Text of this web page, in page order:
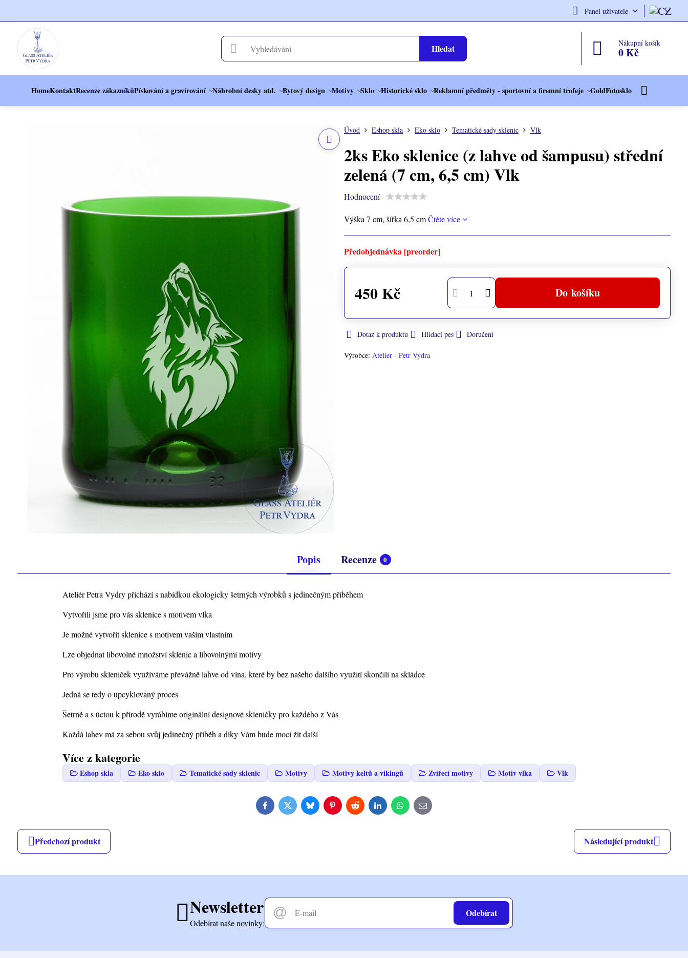
Panel uživatele
Hledat Nákupní košík
0 Kč
HomeKontaktRecenze zákazníkůPískování a gravírování Náhrobní desky atd. Bytový design Motivy Sklo Historické sklo Reklamní předměty - sportovní a firemní trofeje GoldFotosklo
Úvod Eshop skla Eko sklo Tematické sady sklenic Vlk
2ks Eko sklenice (z lahve od šampusu) střední
zelená (7 cm, 6,5 cm) Vlk
Hodnocení
Výška 7 cm, šířka 6,5 cmČtěte více
Předobjednávka [preorder]
450 Kč Do košíku
Dotaz k produktu Hlídací pes Doručení
Výrobce: Atelier - Petr Vydra
Popis Recenze 0
Ateliér Petra Vydry přichází s nabídkou ekologicky šetrných výrobků s jedinečným příběhem
Vytvořili jsme pro vás sklenice s motivem vlka
Je možné vytvořit sklenice s motivem vaším vlastním
Lze objednat libovolné množství sklenic a libovolnými motivy
Pro výrobu skleniček využíváme převážně lahve od vína, které by bez našeho dalšího využití skončili na skládce
Jedná se tedy o upcyklovaný proces
Šetrně a s úctou k přírodě vyrábíme originální designové skleničky pro každého z Vás
Každá lahev má za sebou svůj jedinečný příběh a díky Vám bude moci žít další
Více z kategorie
Eshop skla Eko sklo Tematické sady sklenic Motivy Motivy keltů a vikingů Zvířecí motivy Motiv vlka Vlk
FacebookTwitterBlueskyPinterestRedditLinkedInWhatsApp
E-
mail
Předchozí produkt Následující produkt
Newsletter
Odebírat naše novinky:
Odebírat